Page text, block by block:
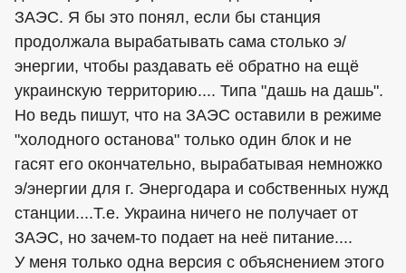
ЗАЭС. Я бы это понял, если бы станция
продолжала вырабатывать сама столько э/
энергии, чтобы раздавать её обратно на ещё
украинскую территорию.... Типа "дашь на дашь".
Но ведь пишут, что на ЗАЭС оставили в режиме
"холодного останова" только один блок и не
гасят его окончательно, вырабатывая немножко
э/энергии для г. Энергодара и собственных нужд
станции....Т.е. Украина ничего не получает от
ЗАЭС, но зачем-то подает на неё питание....
У меня только одна версия с объяснением этого